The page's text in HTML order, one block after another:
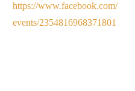
https://www.facebook.com/
events/2354816968371801